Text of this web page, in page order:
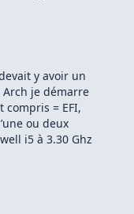
y avoir un
je démarre
compris = EFI,
ou deux
i5 à 3.30 Ghz